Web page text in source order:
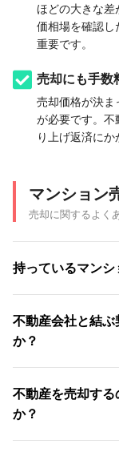
ほどの大きな差
価相場を確認し
重要です。
売却にも手数
売却価格が決ま
が必要です。不
り上げ返済にか
マンション
売却に関するよく
持っているマン
不動産会社と結
か？
不動産を売却す
か？